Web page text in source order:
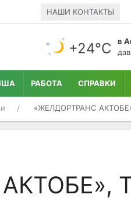
НАШИ КОНТАКТЫ
+24°С в
РАБОТА СПРАВКИ
«ЖЕЛДОРТРАНС